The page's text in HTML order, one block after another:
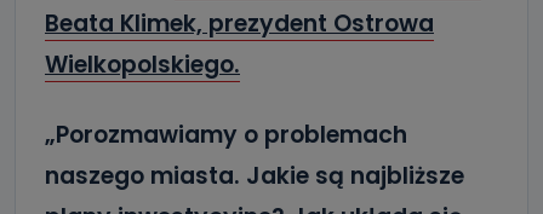
Beata Klimek, prezydent Ostrowa
Wielkopolskiego.
„Porozmawiamy o problemach
naszego miasta. Jakie są najbliższe